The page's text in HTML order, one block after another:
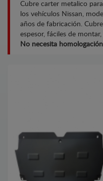
Cubre carter metalico
los vehículos Nissan,
años de fabricación.
espesor, fáciles de
No necesita